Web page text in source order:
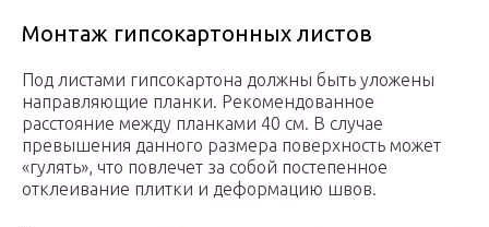
Монтаж гипсокартонных листов
Под листами гипсокартона должны быть уложены
направляющие планки. Рекомендованное
расстояние между планками 40 см. В случае
превышения данного размера поверхность может
«гулять», что повлечет за собой постепенное
отклеивание плитки и деформацию швов.